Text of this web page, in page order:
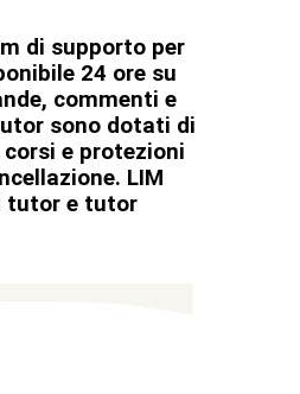
di supporto per
24 ore su
commenti e
sono dotati di
e protezioni
LIM
tutor e tutor